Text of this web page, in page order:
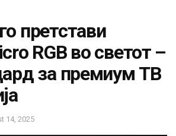
претстави
RGB во светот –
за премиум ТВ
14, 2025